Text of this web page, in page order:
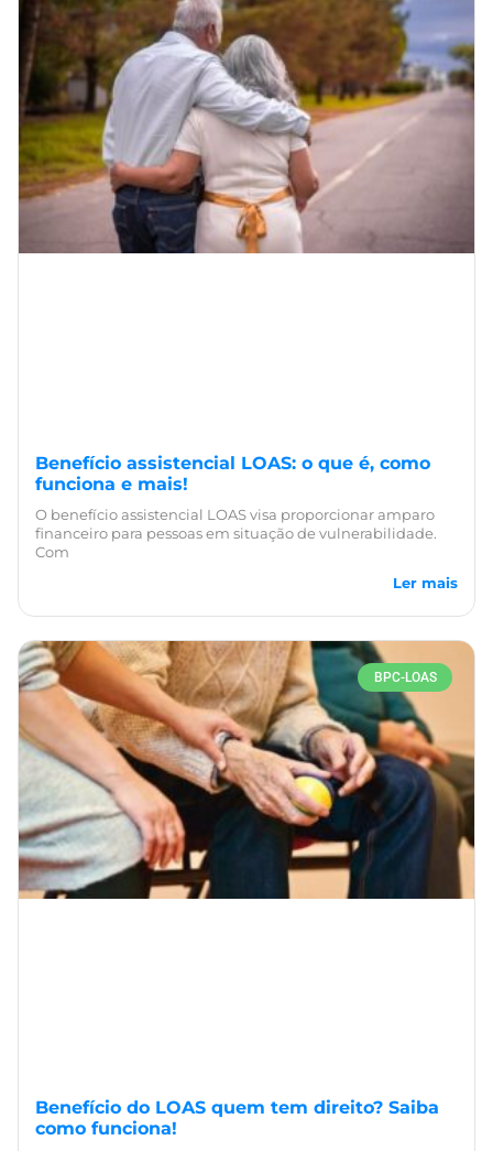
Benefício assistencial LOAS: o que é, como
funciona e mais!
O benefício assistencial LOAS visa proporcionar amparo
financeiro para pessoas em situação de vulnerabilidade.
Com
Ler mais
BPC-LOAS
Benefício do LOAS quem tem direito? Saiba
como funciona!